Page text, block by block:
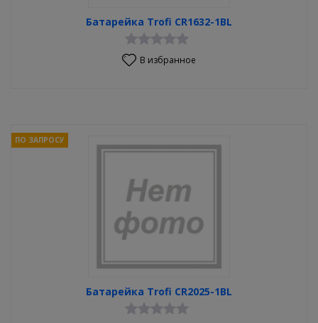
Батарейка Trofi CR1632-1BL
В избранное
Батарейка Trofi CR2025-1BL
ПО ЗАПРОСУ